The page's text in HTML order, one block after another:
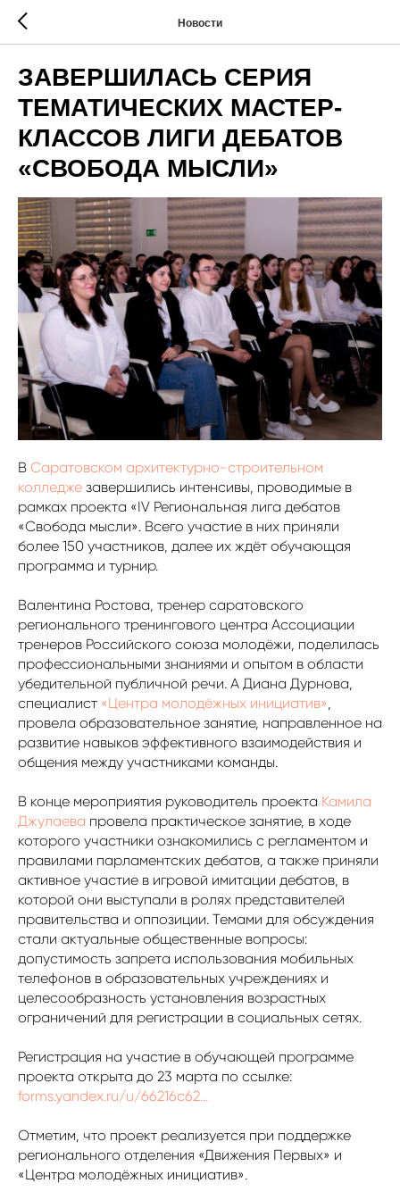
Новости
ЗАВЕРШИЛАСЬ СЕРИЯ
ТЕМАТИЧЕСКИХ МАСТЕР-
КЛАССОВ ЛИГИ ДЕБАТОВ
«СВОБОДА МЫСЛИ»
В Саратовском архитектурно-строительном
колледже завершились интенсивы, проводимые в
рамках проекта «IV Региональная лига дебатов
«Свобода мысли». Всего участие в них приняли
более 150 участников, далее их ждёт обучающая
программа и турнир.
Валентина Ростова, тренер саратовского
регионального тренингового центра Ассоциации
тренеров Российского союза молодëжи, поделилась
профессиональными знаниями и опытом в области
убедительной публичной речи. А Диана Дурнова,
специалист «Центра молодëжных инициатив»,
провела образовательное занятие, направленное на
развитие навыков эффективного взаимодействия и
общения между участниками команды.
В конце мероприятия руководитель проекта Камила
Джулаева провела практическое занятие, в ходе
которого участники ознакомились с регламентом и
правилами парламентских дебатов, а также приняли
активное участие в игровой имитации дебатов, в
которой они выступали в ролях представителей
правительства и оппозиции. Темами для обсуждения
стали актуальные общественные вопросы:
допустимость запрета использования мобильных
телефонов в образовательных учреждениях и
целесообразность установления возрастных
ограничений для регистрации в социальных сетях.
Регистрация на участие в обучающей программе
проекта открыта до 23 марта по ссылке:
forms.yandex.ru/u/66216c62...
Отметим, что проект реализуется при поддержке
регионального отделения «Движения Первых» и
«Центра молодëжных инициатив».